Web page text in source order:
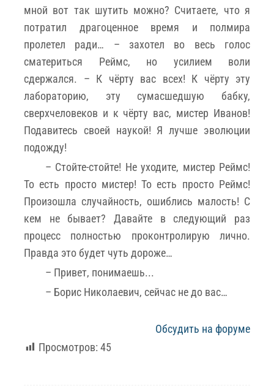
мной вот так шутить можно? Считаете, что я
потратил драгоценное время и полмира
пролетел ради… – захотел во весь голос
сматериться Реймс, но усилием воли
сдержался. – К чёрту вас всех! К чёрту эту
лабораторию, эту сумасшедшую бабку,
сверхчеловеков и к чёрту вас, мистер Иванов!
Подавитесь своей наукой! Я лучше эволюции
подожду!
– Стойте-стойте! Не уходите, мистер Реймс!
То есть просто мистер! То есть просто Реймс!
Произошла случайность, ошиблись малость! С
кем не бывает? Давайте в следующий раз
процесс полностью проконтролирую лично.
Правда это будет чуть дороже…
– Привет, понимаешь...
– Борис Николаевич, сейчас не до вас…
Обсудить на форуме
Просмотров: 45